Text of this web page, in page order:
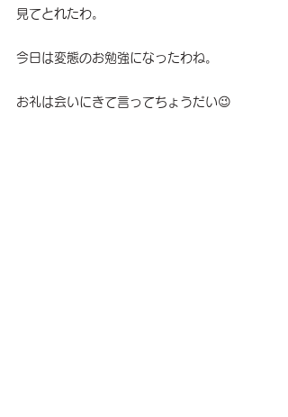
見てとれたわ。
今日は変態のお勉強になったわね。
お礼は会いにきて言ってちょうだい😉